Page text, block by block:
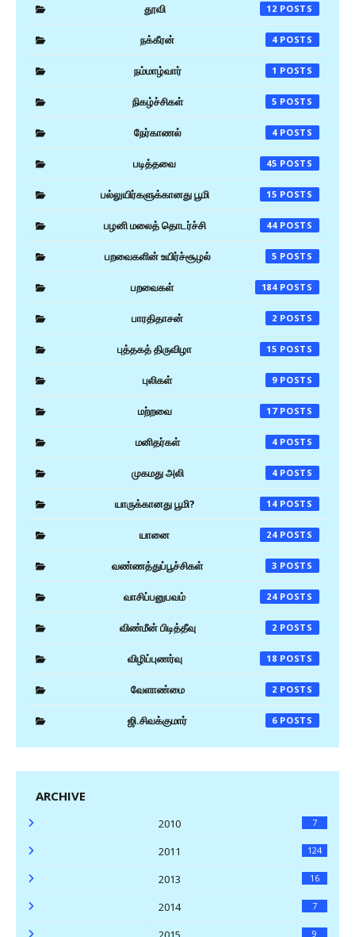
தூவி 12
நக்கீரன் 4
நம்மாழ்வார் 1
நிகழ்ச்சிகள் 5
நேர்காணல் 4
படித்தவை 45
பல்லுயிர்களுக்கானது பூமி 15
பழனி மலைத் தொடர்ச்சி 44
பறவைகளின் உயிர்ச்சூழல் 5
பறவைகள் 184
பாரதிதாசன் 2
புத்தகத் திருவிழா 15
புலிகள் 9
மற்றவை 17
மனிதர்கள் 4
முகமது அலி 4
யாருக்கானது பூமி? 14
யானை 24
வண்ணத்துப்பூச்சிகள் 3
வாசிப்பனுபவம் 24
விண்மீன் பிடித்தீவு 2
விழிப்புணர்வு 18
வேளாண்மை 2
ஜி.சிவக்குமார் 6
ARCHIVE
2010 7
2011 124
2013 16
2014 7
9